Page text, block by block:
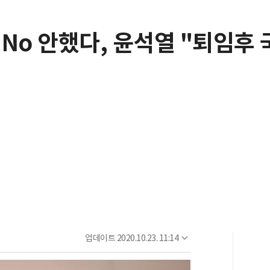
안했다, 윤석열 "퇴임후
업데이트 2020.10.23. 11:14